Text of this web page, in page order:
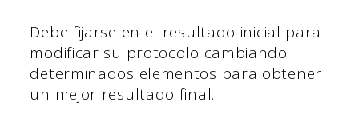
Debe fijarse en el resultado inicial para
modificar su protocolo cambiando
determinados elementos para obtener
un mejor resultado final.